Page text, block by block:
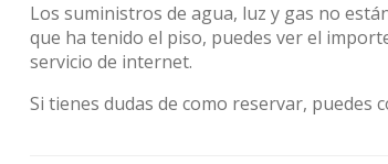
Los suministros de agua, luz y gas no
que ha tenido el piso, puedes ver el
servicio de internet.
Si tienes dudas de como reservar, puedes